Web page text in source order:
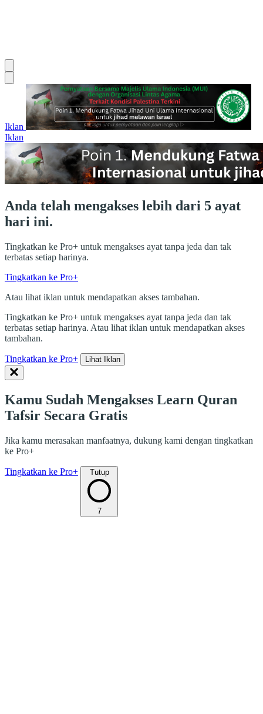
Iklan
Iklan
Anda telah mengakses lebih dari 5 ayat
hari ini.
Tingkatkan ke Pro+ untuk mengakses ayat tanpa jeda dan tak
terbatas setiap harinya.
Tingkatkan ke Pro+
Atau lihat iklan untuk mendapatkan akses tambahan.
Tingkatkan ke Pro+ untuk mengakses ayat tanpa jeda dan tak
terbatas setiap harinya. Atau lihat iklan untuk mendapatkan akses
tambahan.
Tingkatkan ke Pro+ Lihat Iklan
Kamu Sudah Mengakses Learn Quran
Tafsir Secara Gratis
Jika kamu merasakan manfaatnya, dukung kami dengan tingkatkan
ke Pro+
Tingkatkan ke Pro+ Tutup
7